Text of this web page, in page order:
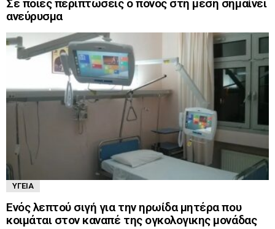
ανεύρυσμα
ΥΓΕΊΑ
Ενός λεπτού σιγή για την ηρωίδα μητέρα που
κοιμάται στον καναπέ της ογκολογικης μονάδας